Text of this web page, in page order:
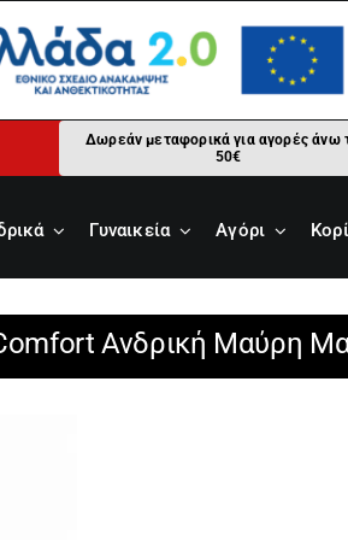
Δωρεάν μεταφορικά για αγορές άνω
50€
Γυναικεία Αγόρι
Ανδρική Μαύρη